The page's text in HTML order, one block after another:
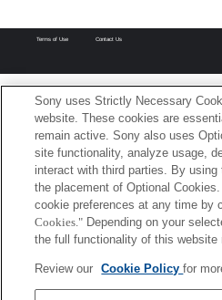
Terms of Use Contact Us
Sony uses Strictly Necessary
website. These cookies are
remain active. Sony also uses
site functionality, analyze usage,
interact with third parties. By
the placement of Optional
cookie preferences at any time by
Cookies." Depending on your
the full functionality of this website
Review our Cookie Policyfor